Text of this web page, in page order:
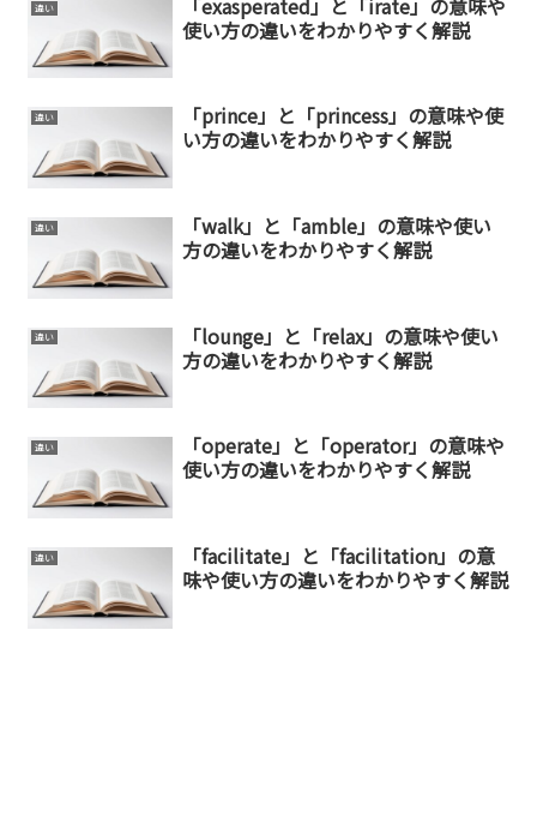
違い
使い方の違いをわかりやすく解説
違い
「prince」と「princess」の意味や使
い方の違いをわかりやすく解説
違い
「walk」と「amble」の意味や使い
方の違いをわかりやすく解説
違い
「lounge」と「relax」の意味や使い
方の違いをわかりやすく解説
違い
「operate」と「operator」の意味や
使い方の違いをわかりやすく解説
違い
「facilitate」と「facilitation」の意
味や使い方の違いをわかりやすく解説